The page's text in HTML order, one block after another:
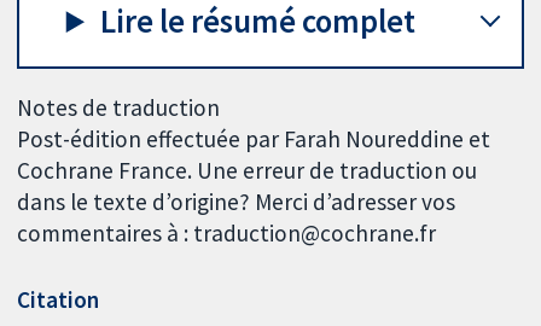
Lire le résumé complet
Notes de traduction
Post-édition effectuée par Farah Noureddine et
Cochrane France. Une erreur de traduction ou
dans le texte d’origine? Merci d’adresser vos
commentaires à : traduction@cochrane.fr
Citation